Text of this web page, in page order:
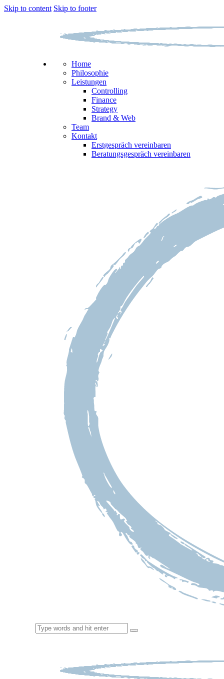
Skip to content Skip to footer
Home
Philosophie
Leistungen
Controlling
Finance
Strategy
Brand & Web
Team
Kontakt
Erstgespräch vereinbaren
Beratungsgespräch vereinbaren